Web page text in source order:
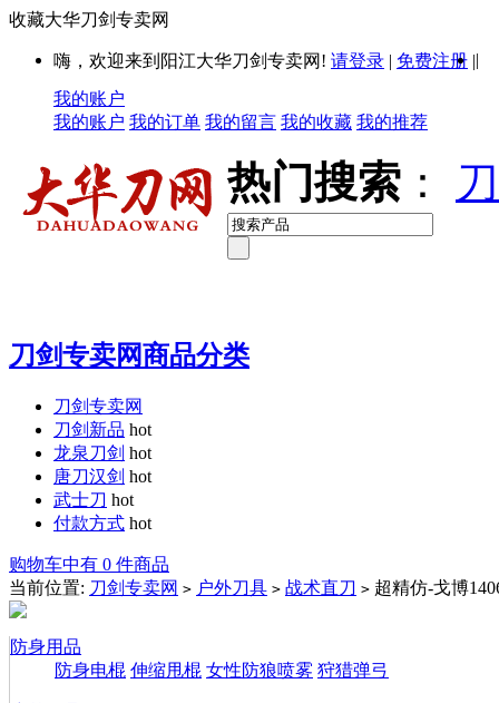
收藏大华刀剑专卖网
嗨，欢迎来到阳江大华刀剑专卖网! 请登录 | 免费注册 ||
我的账户
我的账户 我的订单 我的留言 我的收藏 我的推荐
热门搜索 ：
刀剑专卖网商品分类
刀剑专卖网
刀剑新品 hot
龙泉刀剑 hot
唐刀汉剑 hot
武士刀 hot
付款方式 hot
购物车中有 0 件商品
当前位置: 刀剑专卖网 > 户外刀具 > 战术直刀 > 超精仿-戈博
防身用品
防身电棍 伸缩甩棍 女性防狼喷雾 狩猎弹弓